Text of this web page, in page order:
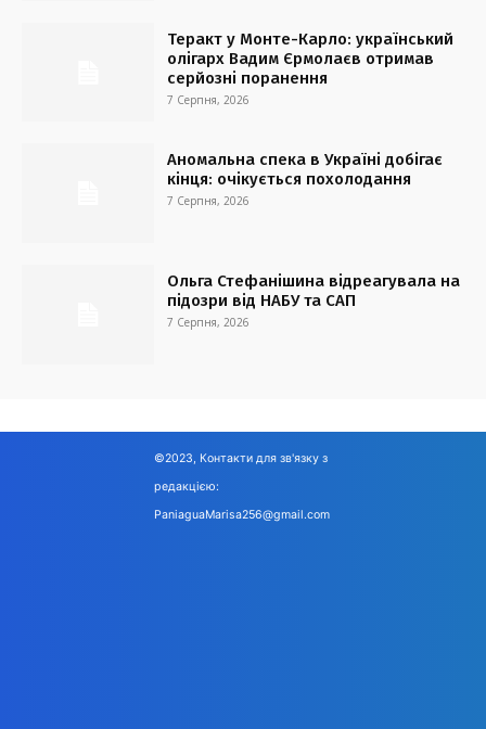
Теракт у Монте-Карло: український
олігарх Вадим Єрмолаєв отримав
серйозні поранення
7 Серпня, 2026
Аномальна спека в Україні добігає
кінця: очікується похолодання
7 Серпня, 2026
Ольга Стефанішина відреагувала на
підозри від НАБУ та САП
7 Серпня, 2026
©2023, Контакти для зв'язку з
редакцією:
PaniaguaMarisa256@gmail.com